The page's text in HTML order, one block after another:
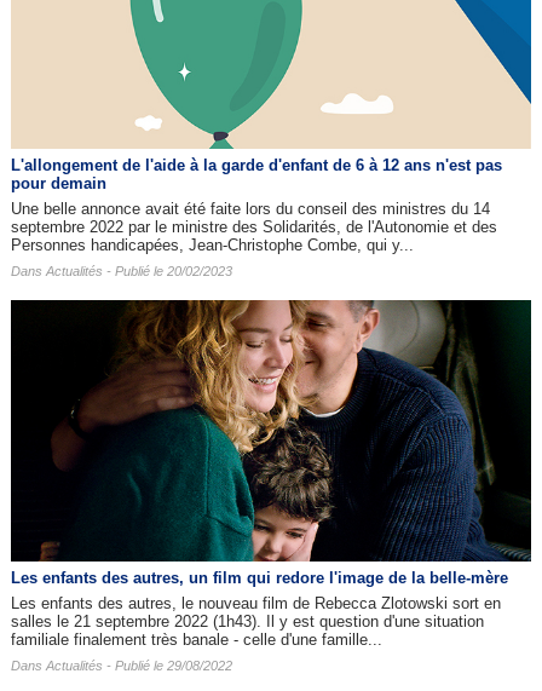
L'allongement de l'aide à la garde d'enfant de 6 à 12 ans n'est pas
pour demain
Une belle annonce avait été faite lors du conseil des ministres du 14
septembre 2022 par le ministre des Solidarités, de l'Autonomie et des
Personnes handicapées, Jean-Christophe Combe, qui y...
Dans Actualités - Publié le 20/02/2023
Les enfants des autres​, un film qui redore l'image de la belle-mère
Les enfants des autres, le nouveau film de Rebecca Zlotowski sort en
salles le 21 septembre 2022 (1h43). Il y est question d'une situation
familiale finalement très banale - celle d'une famille...
Dans Actualités - Publié le 29/08/2022